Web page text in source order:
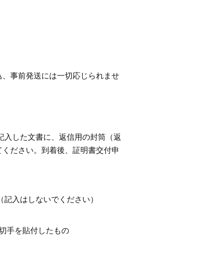
事前発送には一切応じられませ
した文書に、返信用の封筒（返
ださい。到着後、証明書交付申
入はしないでください）
手を貼付したもの